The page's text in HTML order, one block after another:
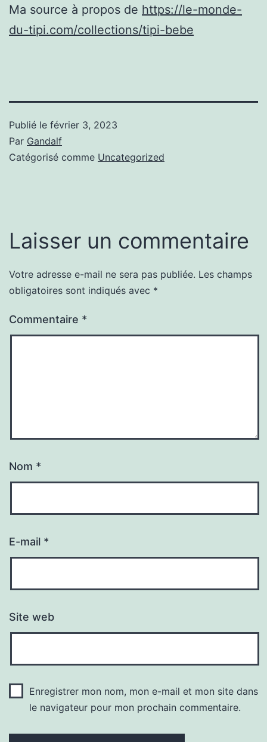
Ma source à propos de https://le-monde-
du-tipi.com/collections/tipi-bebe
Publié le février 3, 2023
Par Gandalf
Catégorisé comme Uncategorized
Laisser un commentaire
Votre adresse e-mail ne sera pas publiée. Les champs
obligatoires sont indiqués avec *
Commentaire *
Nom *
E-mail *
Site web
Enregistrer mon nom, mon e-mail et mon site dans
le navigateur pour mon prochain commentaire.